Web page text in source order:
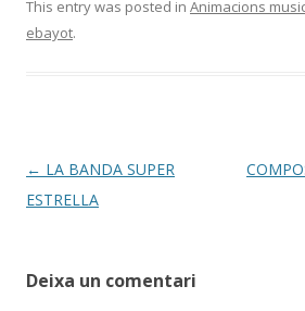
e
b
k
itt m
ix
This entry was posted in Animacions
ebayot.
Post
navigation
← LA BANDA SUPER
ESTRELLA
Deixa un comentari